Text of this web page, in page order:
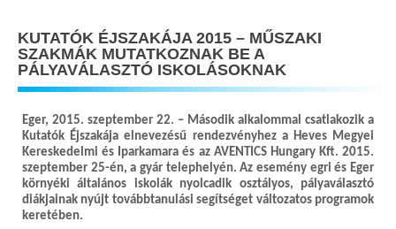
KUTATÓK ÉJSZAKÁJA 2015 – MŰSZAKI
SZAKMÁK MUTATKOZNAK BE A
PÁLYAVÁLASZTÓ ISKOLÁSOKNAK
Eger, 2015. szeptember 22. – Második alkalommal csatlakozik a
Kutatók Éjszakája elnevezésű rendezvényhez a Heves Megyei
Kereskedelmi és Iparkamara és az AVENTICS Hungary Kft. 2015.
szeptember 25-én, a gyár telephelyén. Az esemény egri és Eger
környéki általános iskolák nyolcadik osztályos, pályaválasztó
diákjainak nyújt továbbtanulási segítséget változatos programok
keretében.